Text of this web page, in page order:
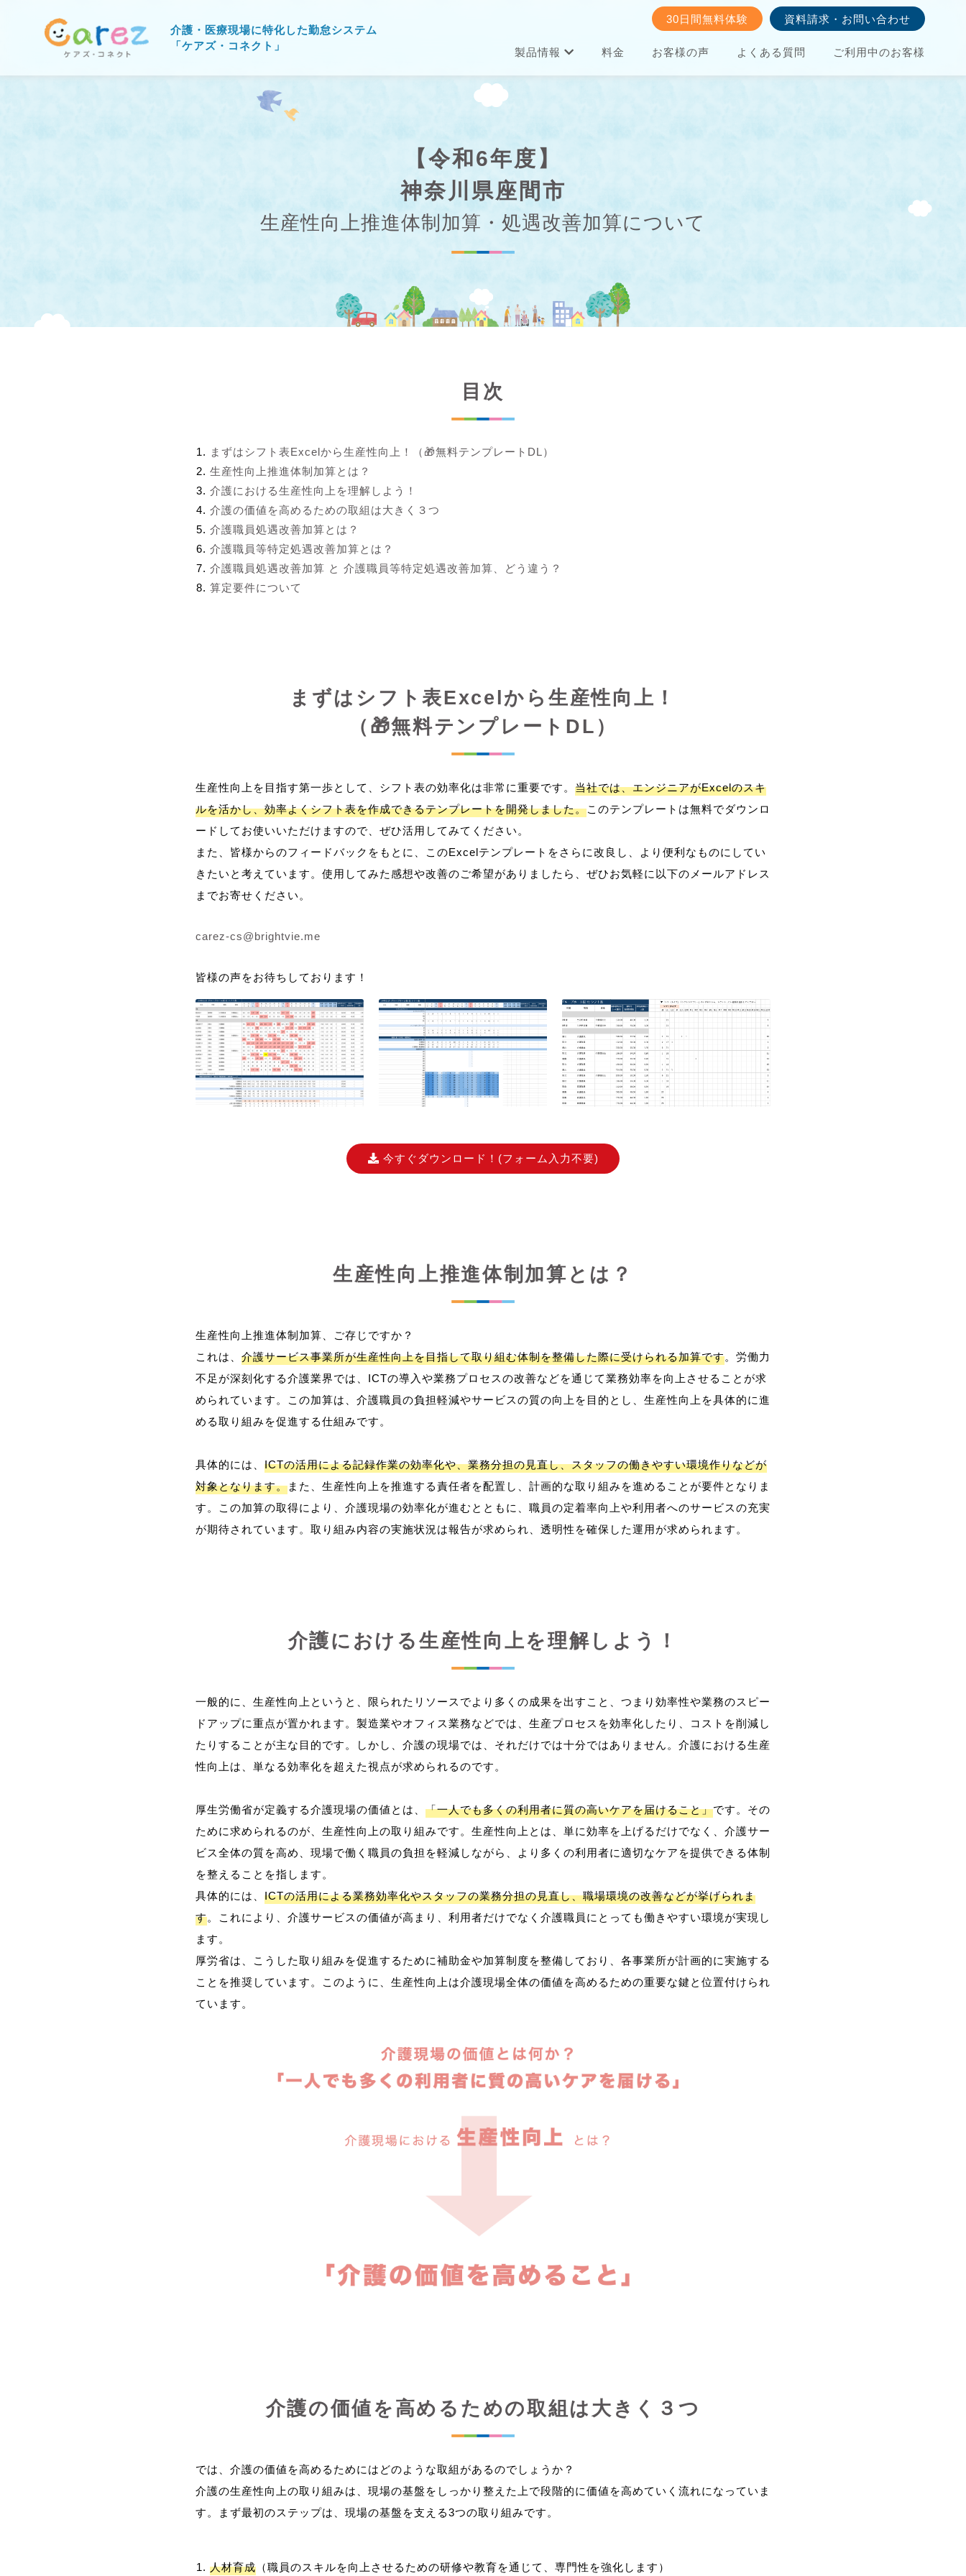
介護・医療現場に特化した勤怠システム
「ケアズ・コネクト」
製品情報 料金 お客様の声 よくある質問 ご利用中のお客様
30日間無料体験 資料請求・お問い合わせ
【令和6年度】
神奈川県座間市
生産性向上推進体制加算・処遇改善加算について
目次
まずはシフト表Excelから生産性向上！（🎁無料テンプレートDL）
生産性向上推進体制加算とは？
介護における生産性向上を理解しよう！
介護の価値を高めるための取組は大きく３つ
介護職員処遇改善加算とは？
介護職員等特定処遇改善加算とは？
介護職員処遇改善加算 と 介護職員等特定処遇改善加算、どう違う？
算定要件について
まずはシフト表Excelから生産性向上！
（🎁無料テンプレートDL）
生産性向上を目指す第一歩として、シフト表の効率化は非常に重要です。 当社では、エンジニアがExcelのスキ
ルを活かし、効率よくシフト表を作成できるテンプレートを開発しました。このテンプレートは無料でダウンロ
ードしてお使いいただけますので、ぜひ活用してみてください。
また、皆様からのフィードバックをもとに、このExcelテンプレートをさらに改良し、より便利なものにしてい
きたいと考えています。使用してみた感想や改善のご希望がありましたら、ぜひお気軽に以下のメールアドレス
までお寄せください。
carez-cs@brightvie.me
皆様の声をお待ちしております！
今すぐダウンロード！ (フォーム入力不要)
生産性向上推進体制加算とは？
生産性向上推進体制加算、ご存じですか？
これは、 介護サービス事業所が生産性向上を目指して取り組む体制を整備した際に受けられる加算です。労働力
不足が深刻化する介護業界では、ICTの導入や業務プロセスの改善などを通じて業務効率を向上させることが求
められています。この加算は、介護職員の負担軽減やサービスの質の向上を目的とし、生産性向上を具体的に進
める取り組みを促進する仕組みです。
具体的には、 ICTの活用による記録作業の効率化や、業務分担の見直し、スタッフの働きやすい環境作りなどが
対象となります。また、生産性向上を推進する責任者を配置し、計画的な取り組みを進めることが要件となりま
す。この加算の取得により、介護現場の効率化が進むとともに、職員の定着率向上や利用者へのサービスの充実
介護における生産性向上を理解しよう！
一般的に、生産性向上というと、限られたリソースでより多くの成果を出すこと、つまり効率性や業務のスピー
ドアップに重点が置かれます。製造業やオフィス業務などでは、生産プロセスを効率化したり、コストを削減し
たりすることが主な目的です。しかし、介護の現場では、それだけでは十分ではありません。介護における生産
性向上は、単なる効率化を超えた視点が求められるのです。
厚生労働省が定義する介護現場の価値とは、 「一人でも多くの利用者に質の高いケアを届けること」です。その
ために求められるのが、生産性向上の取り組みです。生産性向上とは、単に効率を上げるだけでなく、介護サー
ビス全体の質を高め、現場で働く職員の負担を軽減しながら、より多くの利用者に適切なケアを提供できる体制
を整えることを指します。
具体的には、 ICTの活用による業務効率化やスタッフの業務分担の見直し、職場環境の改善などが挙げられま
す。これにより、介護サービスの価値が高まり、利用者だけでなく介護職員にとっても働きやすい環境が実現し
ます。
厚労省は、こうした取り組みを促進するために補助金や加算制度を整備しており、各事業所が計画的に実施する
ことを推奨しています。このように、生産性向上は介護現場全体の価値を高めるための重要な鍵と位置付けられ
介護の価値を高めるための取組は大きく３つ
では、介護の価値を高めるためにはどのような取組があるのでしょうか？
介護の生産性向上の取り組みは、現場の基盤をしっかり整えた上で段階的に価値を高めていく流れになっていま
人材育成 （職員のスキルを向上させるための研修や教育を通じて、専門性を強化します）